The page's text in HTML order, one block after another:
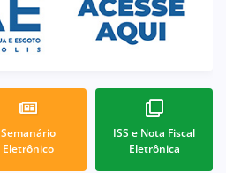
Semanário
Eletrônico
ISS e Nota Fiscal
Eletrônica